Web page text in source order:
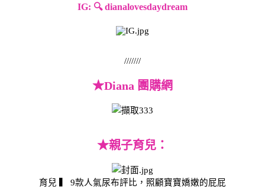
IG: 🔍 dianalovesdaydream
///////
★Diana 團購網
★親子育兒：
育兒 ▍ 9款人氣尿布評比，照顧寶寶嬌嫩的屁屁